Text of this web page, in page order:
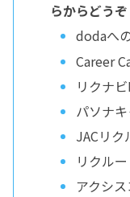
らからどうぞ
dodaへ
Career
リクナ
パソナ
JACリ
リクル
アクシ